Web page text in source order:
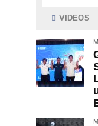
VIDEOS